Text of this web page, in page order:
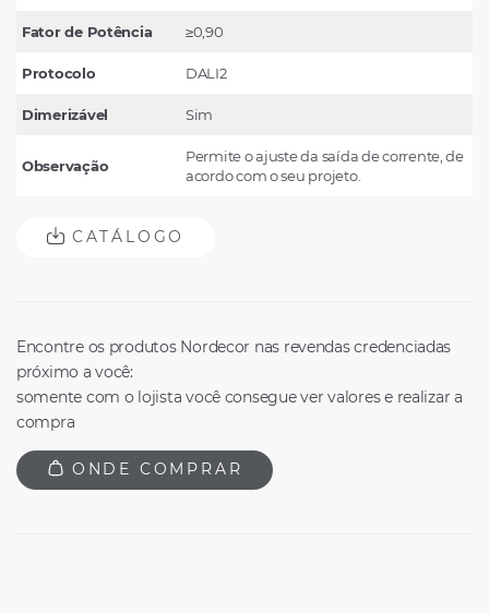
Fator de Potência ≥0,90
Protocolo DALI2
Dimerizável Sim
Observação
Permite o ajuste da saída de corrente, de
acordo com o seu projeto.
CATÁLOGO
Encontre os produtos Nordecor nas revendas credenciadas
próximo a você:
somente com o lojista você consegue ver valores e realizar a
compra
ONDE COMPRAR